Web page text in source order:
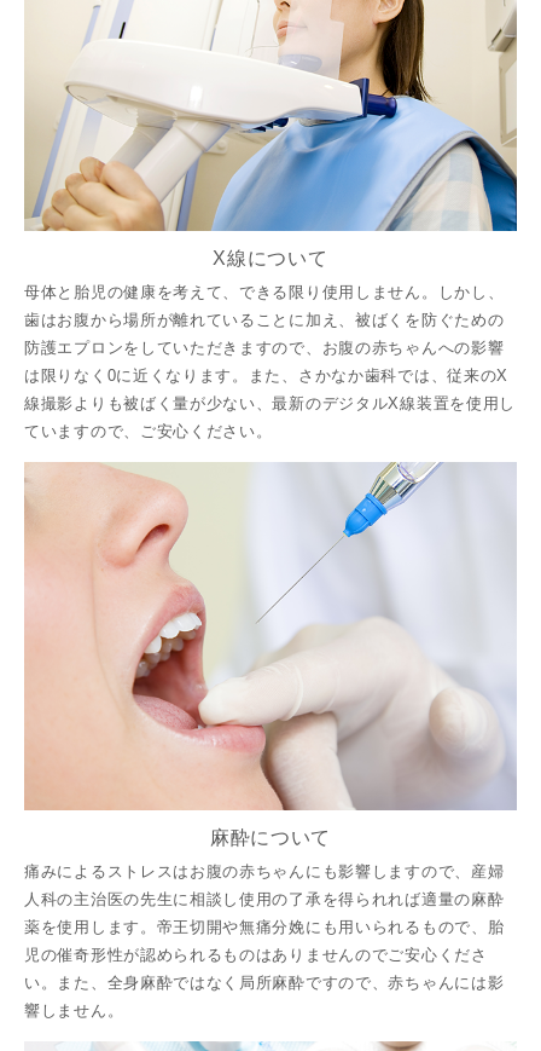
X線について
母体と胎児の健康を考えて、できる限り使用しません。しかし、
歯はお腹から場所が離れていることに加え、被ばくを防ぐための
防護エプロンをしていただきますので、お腹の赤ちゃんへの影響
は限りなく0に近くなります。また、さかなか歯科では、従来のX
線撮影よりも被ばく量が少ない、最新のデジタルX線装置を使用し
ていますので、ご安心ください。
麻酔について
痛みによるストレスはお腹の赤ちゃんにも影響しますので、産婦
人科の主治医の先生に相談し使用の了承を得られれば適量の麻酔
薬を使用します。帝王切開や無痛分娩にも用いられるもので、胎
児の催奇形性が認められるものはありませんのでご安心くださ
い。また、全身麻酔ではなく局所麻酔ですので、赤ちゃんには影
響しません。